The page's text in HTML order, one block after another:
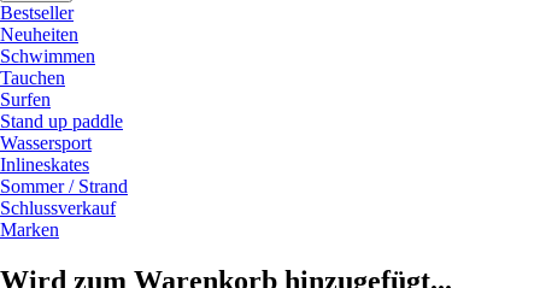
Bestseller
Neuheiten
Schwimmen
Tauchen
Surfen
Stand up paddle
Wassersport
Inlineskates
Sommer / Strand
Schlussverkauf
Marken
Wird zum Warenkorb hinzugefügt...